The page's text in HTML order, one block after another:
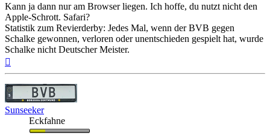
Kann ja dann nur am Browser liegen. Ich hoffe, du nutzt nicht den
Apple-Schrott. Safari?
Statistik zum Revierderby: Jedes Mal, wenn der BVB gegen
Schalke gewonnen, verloren oder unentschieden gespielt hat, wurde
Schalke nicht Deutscher Meister.
Sunseeker
Eckfahne